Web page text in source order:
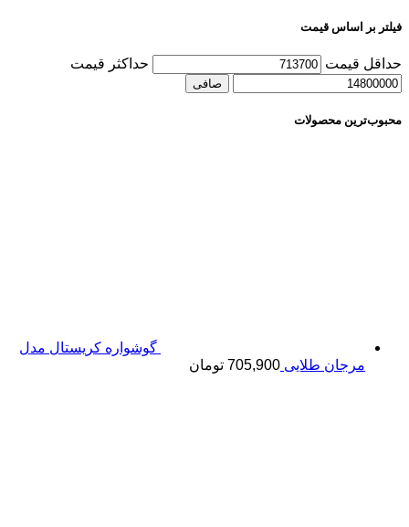
فیلتر بر اساس قیمت
حداقل قیمت حداكثر قيمت
صافی
محبوب‌ترین محصولات
گوشواره کریستال مدل
مرجان طلایی 705,900 تومان